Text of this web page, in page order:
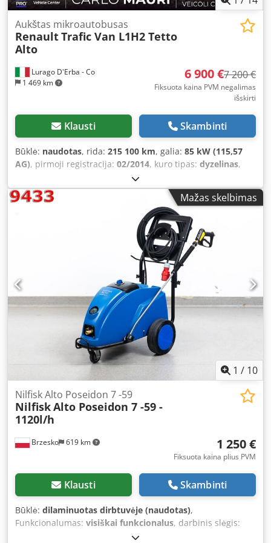
Lurago D'Erba - Co
1 469 km
Aukštas mikroautobusas
RenaultTrafic Van L1H2 Tetto
Alto
6 900 €7 200 €
Fiksuota kaina PVM negalimas
išskirti
Klausti Skambinti
Būklė: naudotas, rida: 215 100 km, galia: 85 kW (115,57
AG), pirmoji registracija: 02/2014, kuro tipas: dyzelinas,
1 080 kg
kg, spalva:balta, pavaros tipas:mechaninis, emisijos
klasė:Euro 5
, krovimo vietos ilgis:
, krovos erdvės aukštis:1 800 mm
Mažas skelbimas
1 / 10
Brzesko 619 km
Nilfisk Alto Poseidon 7 -59
NilfiskAlto Poseidon 7 -59 -
1120l/h
1 250 €
Fiksuota kaina plius PVM
Klausti Skambinti
Būklė: dilaminuotas dirbtuvėje (naudotas),
Funkcionalumas: visiškai funkcionalus, darbinis slėgis:
, aukšto slėgio žarnos ilgis: